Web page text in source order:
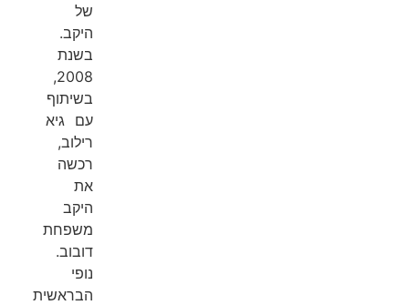
של
היקב.
בשנת
2008,
בשיתוף
עם גיא
רילוב,
רכשה
את
היקב
משפחת
דובוב.
נופי
הבראשית